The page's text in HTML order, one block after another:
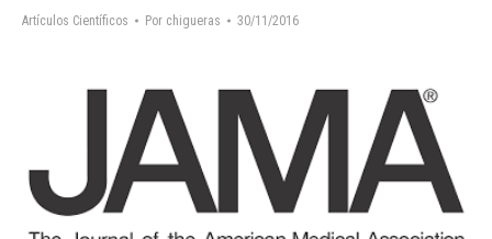
Artículos Científicos Por chigueras 30/11/2016